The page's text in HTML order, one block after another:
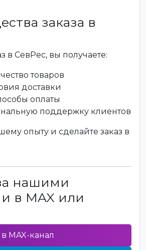
заказа в
в СевРес, вы получаете:
товаров
доставки
оплаты
поддержку клиентов
опыту и сделайте заказ в
нашими
в MAX или
MAX-канал